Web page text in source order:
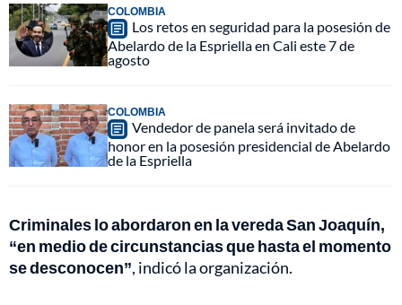
COLOMBIA
Los retos en seguridad para la posesión de
Abelardo de la Espriella en Cali este 7 de
agosto
COLOMBIA
Vendedor de panela será invitado de
honor en la posesión presidencial de Abelardo
de la Espriella
Criminales lo abordaron en la vereda San Joaquín,
“en medio de circunstancias que hasta el momento
se desconocen”, indicó la organización.